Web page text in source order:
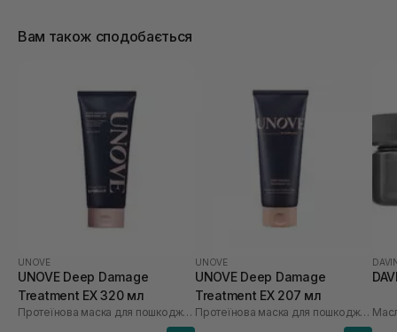
Вам також сподобається
UNOVE
UNOVE Deep Damage
Treatment EX 320 мл
Протеїнова маска для пошкодженого волосся DR.FORHAIR
UNOVE
UNOVE Deep Damage
Treatment EX 207 мл
Протеїнова маска для пошкодженого волосся DR.FORHAIR